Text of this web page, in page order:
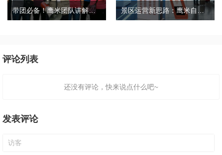
带团必备！鹰米团队讲解器，防串音 + 易管理双在线
评论列表
还没有评论，快来说点什么吧~
发表评论